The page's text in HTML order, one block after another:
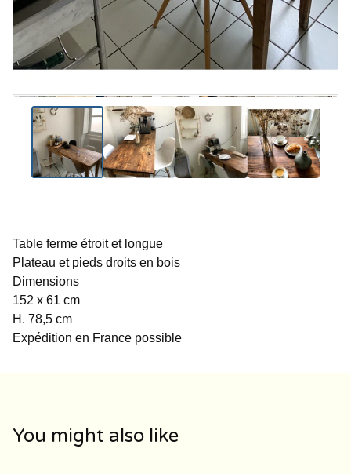
Table ferme étroit et longue
Plateau et pieds droits en bois
Dimensions
152 x 61 cm
H. 78,5 cm
Expédition en France possible
You might also like